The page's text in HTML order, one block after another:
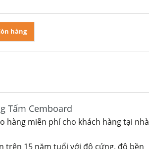
hàng
Tấm Cemboard
hàng miễn phí cho khách hàng tại nhà
trên 15 năm tuổi với độ cứng, độ bền